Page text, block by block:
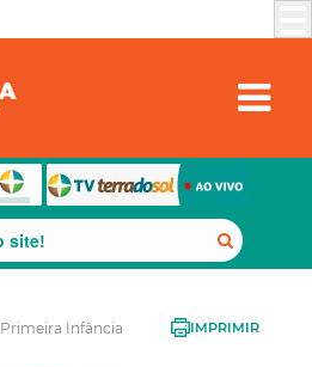
Primeira Infância IMPRIMIR